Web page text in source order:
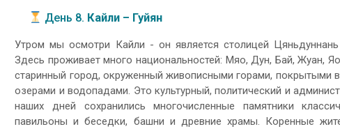
День 8. Кайли – Гуйян
Утром мы осмотри Кайли - он является столицей
Здесь проживает много национальностей: Мяо, Дун, Бай, Жуан,
старинный город, окруженный живописными горами, покрытыми
озерами и водопадами. Это культурный, политический и
наших дней сохранились многочисленные памятники
павильоны и беседки, башни и древние храмы. Коренные